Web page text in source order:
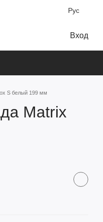
Рус
Вход
S белый 199 мм
Matrix